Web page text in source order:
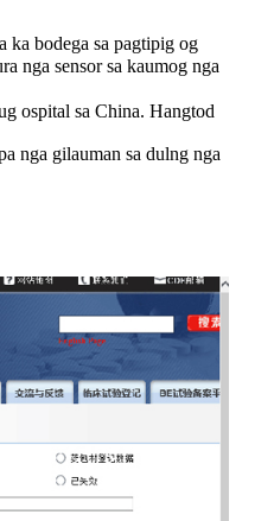
ka bodega sa pagtipig og
nga sensor sa kaumog nga
ospital sa China. Hangtod
nga gilauman sa dulng nga